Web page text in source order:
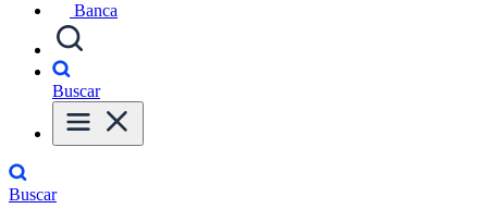
Banca
Buscar
Buscar